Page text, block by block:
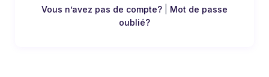
Vous n’avez pas de compte?
Mot de passe
oublié?